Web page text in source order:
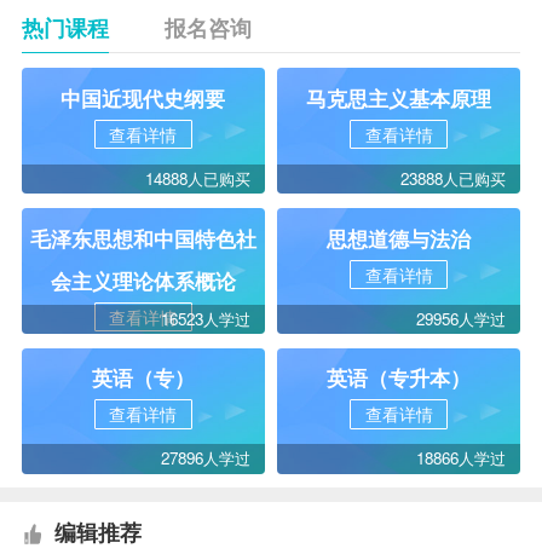
热门课程 报名咨询
中国近现代史纲要
查看详情
14888人已购买
马克思主义基本原理
查看详情
23888人已购买
毛泽东思想和中国特色社
会主义理论体系概论
查看详情16523人学过
思想道德与法治
查看详情
29956人学过
英语（专）
查看详情
27896人学过
英语（专升本）
查看详情
18866人学过
编辑推荐